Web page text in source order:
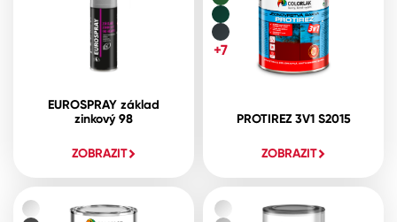
EUROSPRAY základ
zinkový 98
ZOBRAZIT
PROTIREZ 3V1 S2015
ZOBRAZIT
+7